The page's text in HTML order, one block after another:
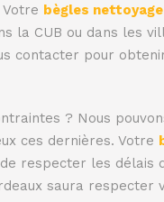
bègles
la CUB ou dans les
contacter pour
? Nous
ces dernières. Votre
respecter les délais
saura respecter